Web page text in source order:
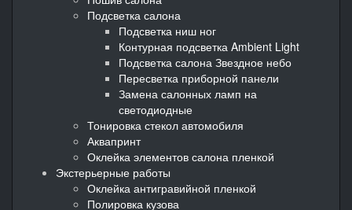
Подсветка салона
Подсветка ниш ног
Контурная подсветка Ambient Light
Подсветка салона Звездное небо
Пересветка приборной панели
Замена салонных ламп на
светодиодные
Тонировка стекол автомобиля
Аквапринт
Оклейка элементов салона пленкой
Экстерьерные работы
Оклейка антигравийной пленкой
Полировка кузова